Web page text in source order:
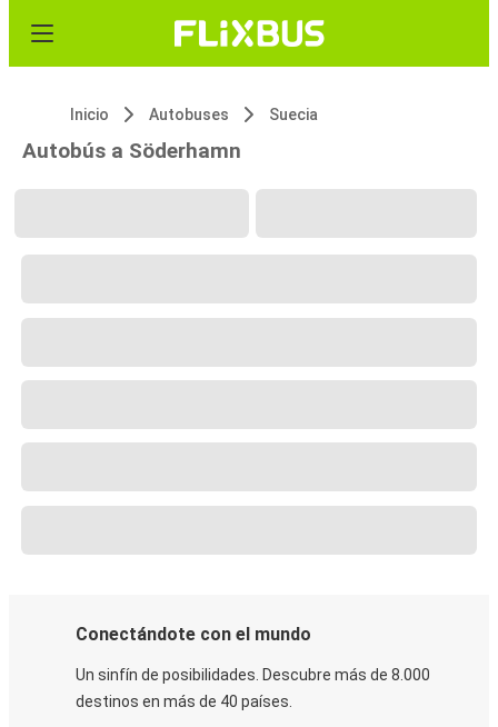
Inicio Autobuses Suecia
Autobús a Söderhamn
Conectándote con el mundo
Un sinfín de posibilidades. Descubre más de 8.000
destinos en más de 40 países.